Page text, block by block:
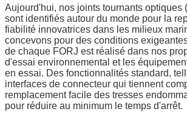
Aujourd'hui, nos joints tournants optiques
sont identifiés autour du monde pour la
fiabilité innovatrices dans les milieux
concevons pour des conditions
de chaque FORJ est réalisé dans nos
d'essai environnemental et les
en essai. Des fonctionnalités standard,
interfaces de connecteur qui tiennent
remplacement facile des tresses
pour réduire au minimum le temps d'arrêt.